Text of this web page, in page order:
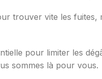
trouver vite les fuites,
pour limiter les
sommes là pour vous.